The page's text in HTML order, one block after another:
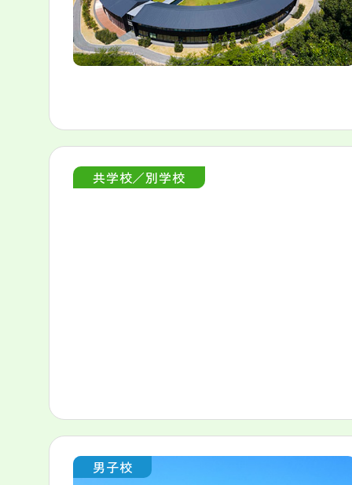
共学校／別学校
男子校